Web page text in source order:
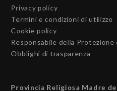
Privacy policy
Termini e condizioni di utilizzo
Cookie policy
Responsabile della Protezione
Obblighi di trasparenza
Provincia Religiosa Madre